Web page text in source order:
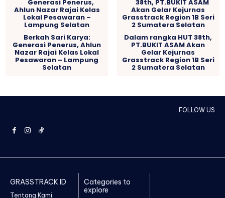
Berkah Sari Karya:
Generasi Penerus, Ahlun
Nazar Rajai Kelas Lokal
Pesawaran – Lampung
Selatan
Dalam rangka HUT 38th,
PT.BUKIT ASAM Akan
Gelar Kejurnas
Grasstrack Region 1B Seri
2 Sumatera Selatan
FOLLOW US
GRASSTRACK ID
Tentang Kami
Categories to
explore